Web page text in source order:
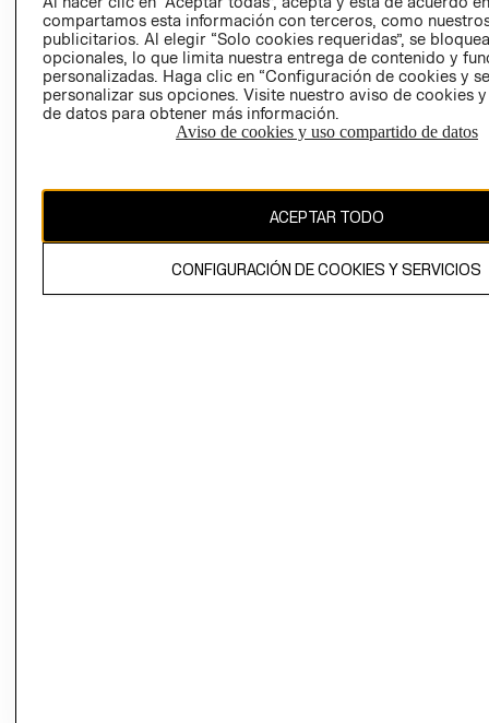
Chile ($)
El contenido de esta página web está protegido por copyright y es
propiedad de H&M Hennes & Mauritz AB.
compartamos esta información con terceros, como
publicitarios. Al elegir “Solo cookies requeridas”, se
opcionales, lo que limita nuestra entrega de contenido y
personalizadas. Haga clic en “Configuración de cookies y
personalizar sus opciones. Visite nuestro aviso de cookies
de datos para obtener más información.
Aviso de cookies y uso compartido de datos
ACEPTAR TODO
CONFIGURACIÓN DE COOKIES Y SERVICIOS